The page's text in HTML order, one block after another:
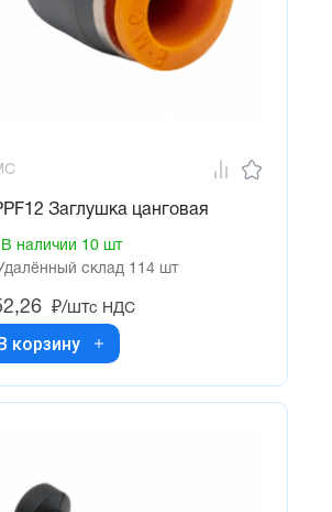
Заглушка цанговая
В наличии 10 шт
склад 114 шт
₽/штс НДС
корзину